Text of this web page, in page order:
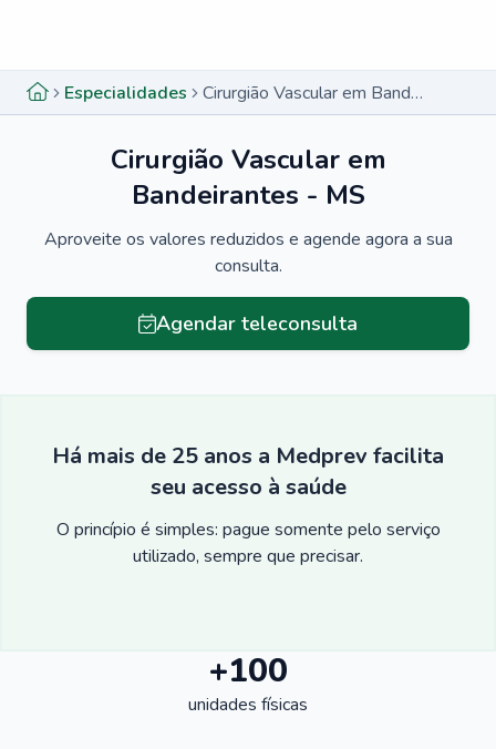
Especialidades Cirurgião Vascular em Bandeirantes - MS
Cirurgião Vascular em
Bandeirantes - MS
Aproveite os valores reduzidos e agende agora a sua
consulta.
Agendar teleconsulta
Há mais de 25 anos a Medprev facilita
seu acesso à saúde
O princípio é simples: pague somente pelo serviço
utilizado, sempre que precisar.
+100
unidades físicas